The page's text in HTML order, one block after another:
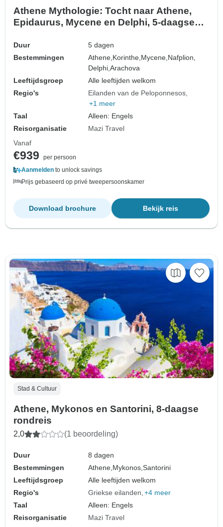
Athene Mythologie: Tocht naar Athene,
Epidaurus, Mycene en Delphi, 5-daagse
Duur
5 dagen
Bestemmingen
Athene, Korinthe, Mycene, Nafplion,
Delphi,Arachova
Leeftijdsgroep
Alle leeftijden welkom
Regio's
Eilanden van de Peloponnesos
+1 meer
Taal
Alleen: Engels
Reisorganisatie
Mazi Travel
Vanaf
€939
per persoon
Aanmelden to unlock savings
Prijs gebaseerd op privé tweepersoonskamer
Bekijk reis
Download brochure
Stad & Cultuur
Athene, Mykonos en Santorini, 8-daagse
rondreis
2,0 (1 beoordeling)
Duur
8 dagen
Bestemmingen
Athene, Mykonos,Santorini
Leeftijdsgroep
Alle leeftijden welkom
Regio's
Griekse eilanden +4 meer
Taal
Alleen: Engels
Reisorganisatie
Mazi Travel